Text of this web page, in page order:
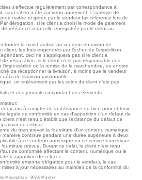
s'effectue regulièrement par correspondance à
sauf s'il en a été convenu autrement. L'adresse de
traitée et gérée par le vendeur fait référence lors de
dérogation, si le client a choisi le mode de paiement
référence sera celle enregistrée par le client au
la marchandise au vendeur en raison de
client, les frais engendrés par l’échec de l'expédition
ceci ne s’appliquera pas si le client a
de rétractation, si le client n'est pas responsable des
de la remise de la marchandise, ou encore,
de réceptionner la livraison, à moins que le vendeur
de livraison raisonnable.
un enlèvement par les soins du client n’est pas
et des produits comportant des éléments
ans à compter de la délivrance du bien pour obtenir
légale de conformité en cas d'apparition d'un défaut de
client n'est tenu d'établir que l'existence du défaut de
de celui-ci.
du bien prévoit la fourniture d'un contenu numérique
manière continue pendant une durée supérieure à deux
à ce contenu numérique ou ce service numérique
prévue. Durant ce délai, le client n'est tenu
de conformité affectant le contenu numérique ou le
d'apparition de celui-ci.
emporte obligation pour le vendeur, le cas
à jour nécessaires au maintien de la conformité du
Messeplatz 2 · 80339 München